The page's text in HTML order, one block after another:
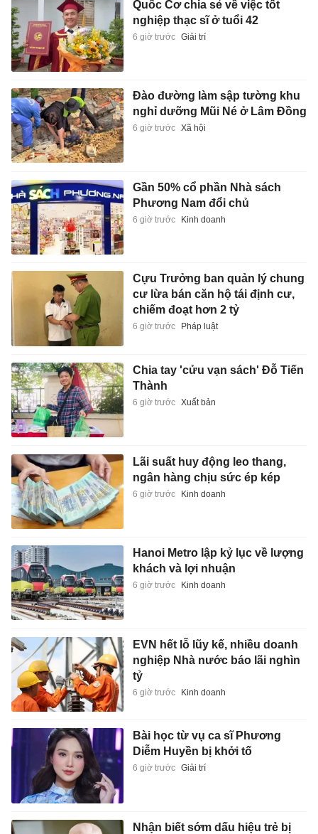
Quốc Cơ chia sẻ về việc tốt
nghiệp thạc sĩ ở tuổi 42
6 giờ trước Giải trí
Đào đường làm sập tường khu
nghỉ dưỡng Mũi Né ở Lâm Đồng
6 giờ trước Xã hội
Gần 50% cổ phần Nhà sách
Phương Nam đổi chủ
6 giờ trước Kinh doanh
Cựu Trưởng ban quản lý chung
cư lừa bán căn hộ tái định cư,
chiếm đoạt hơn 2 tỷ
6 giờ trước Pháp luật
Chia tay 'cửu vạn sách' Đỗ Tiến
Thành
6 giờ trước Xuất bản
Lãi suất huy động leo thang,
ngân hàng chịu sức ép kép
6 giờ trước Kinh doanh
Hanoi Metro lập kỷ lục về lượng
khách và lợi nhuận
6 giờ trước Kinh doanh
EVN hết lỗ lũy kế, nhiều doanh
nghiệp Nhà nước báo lãi nghìn
tỷ
6 giờ trước Kinh doanh
Bài học từ vụ ca sĩ Phương
Diễm Huyền bị khởi tố
6 giờ trước Giải trí
Nhận biết sớm dấu hiệu trẻ bị